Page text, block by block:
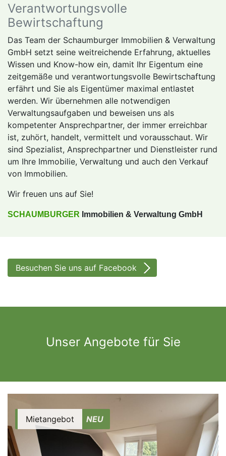
Verantwortungsvolle
Bewirtschaftung
Das Team der Schaumburger Immobilien & Verwaltung
GmbH setzt seine weitreichende Erfahrung, aktuelles
Wissen und Know-how ein, damit Ihr Eigentum eine
zeitgemäße und verantwortungsvolle Bewirtschaftung
erfährt und Sie als Eigentümer maximal entlastet
werden. Wir übernehmen alle notwendigen
Verwaltungsaufgaben und beweisen uns als
kompetenter Ansprechpartner, der immer erreichbar
ist, zuhört, handelt, vermittelt und vorausschaut. Wir
sind Spezialist, Ansprechpartner und Dienstleister rund
um Ihre Immobilie, Verwaltung und auch den Verkauf
von Immobilien.
Wir freuen uns auf Sie!
SCHAUMBURGER Immobilien & Verwaltung GmbH
Besuchen Sie uns auf Facebook
Unser Angebote für Sie
Mietangebot NEU